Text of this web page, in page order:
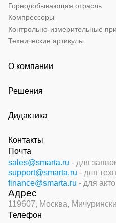
Горнодобывающая отрасль
Компрессоры
Контрольно-измерительные
Технические артикулы
О компании
Решения
Дидактика
Контакты
Почта
sales@smarta.ru - для
support@smarta.ru - для
finance@smarta.ru - для
Адрес
119607, Москва,
Телефон